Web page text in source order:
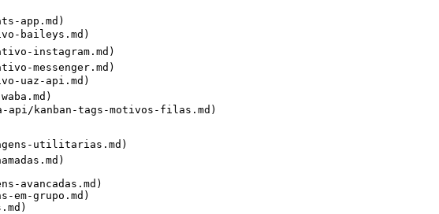
app.md)
baileys.md)
instagram.md)
messenger.md)
uaz-api.md)
kanban-tags-motivos-filas.md)
utilitarias.md)
avancadas.md)
em-grupo.md)